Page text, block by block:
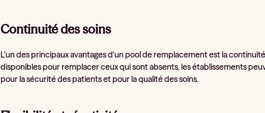
Continuité des soins
L'un des principaux avantages d'un pool de remplacement est la
disponibles pour remplacer ceux qui sont absents, les établissements
pour la sécurité des patients et pour la qualité des soins.